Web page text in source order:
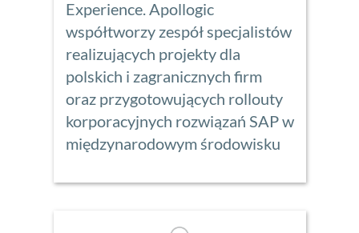
Experience. Apollogic
współtworzy zespół specjalistów
realizujących projekty dla
polskich i zagranicznych firm
oraz przygotowujących rollouty
korporacyjnych rozwiązań SAP w
międzynarodowym środowisku